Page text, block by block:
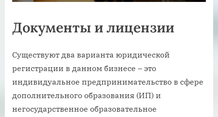
Документы и лицензии
Существуют два варианта юридической
регистрации в данном бизнесе – это
индивидуальное предпринимательство в сфере
дополнительного образования (ИП) и
негосударственное образовательное